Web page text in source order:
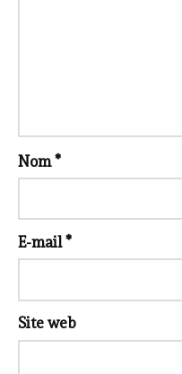
Nom*
E-mail*
Site web